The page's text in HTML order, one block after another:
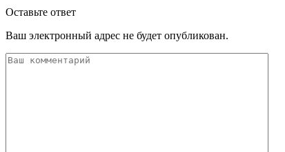
Оставьте ответ
Ваш электронный адрес не будет опубликован.